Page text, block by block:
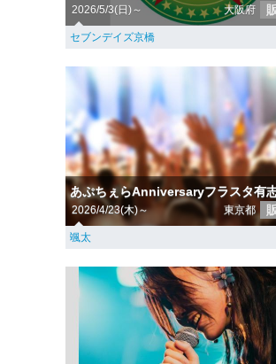
2026/5/3(日)～ 大阪府
セブンデイズ京橋
あぷちぇらAnniversaryフラスタ有
2026/4/23(木)～ 東京都
颯太